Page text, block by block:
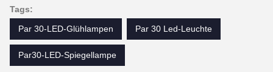
Tags:
Par 30-LED-Glühlampen
Par 30 Led-Leuchte
Par30-LED-Spiegellampe